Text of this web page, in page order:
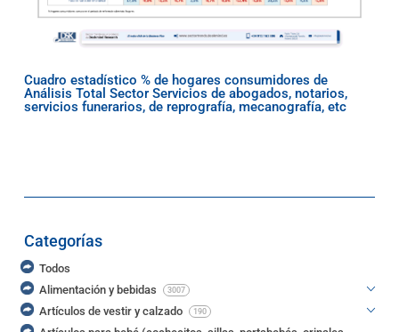
Cuadro estadístico % de hogares consumidores de
Análisis Total Sector Servicios de abogados, notarios,
servicios funerarios, de reprografía, mecanografía, etc
Categorías
Todos
Alimentación y bebidas
3007
Artículos de vestir y calzado 190